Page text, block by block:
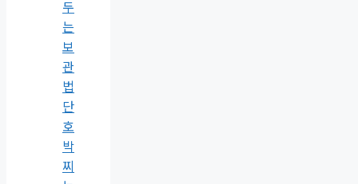
두
는
보
관
법
단
호
박
찌